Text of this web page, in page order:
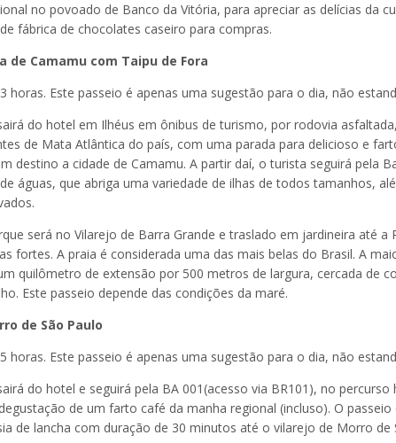
no povoado de Banco da Vitória, para apreciar as delícias da
fábrica de chocolates caseiro para compras.
de Camamu com Taipu de Fora
horas. Este passeio é apenas uma sugestão para o dia, não
do hotel em Ilhéus em ônibus de turismo, por rodovia
de Mata Atlântica do país, com uma parada para delicioso e
destino a cidade de Camamu. A partir daí, o turista seguirá pela
águas, que abriga uma variedade de ilhas de todos tamanhos,
será no Vilarejo de Barra Grande e traslado em jardineira até a
fortes. A praia é considerada uma das mais belas do Brasil. A
quilômetro de extensão por 500 metros de largura, cercada de
Este passeio depende das condições da maré.
de São Paulo
horas. Este passeio é apenas uma sugestão para o dia, não
do hotel e seguirá pela BA 001(acesso via BR101), no
de um farto café da manha regional (incluso). O
de lancha com duração de 30 minutos até o vilarejo de Morro